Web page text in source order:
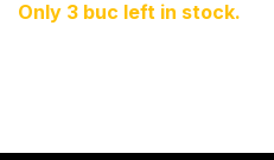
Only 3 buc left in stock.